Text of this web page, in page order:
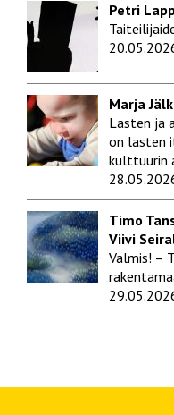
Petri
Marja
Lasten ja
on lasten
kulttuurin
Timo
Viivi
Valmis! –